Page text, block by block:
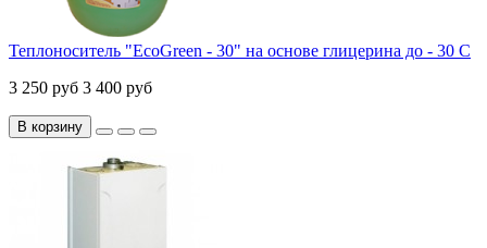
Теплоноситель "EcoGreen - 30" на основе глицерина до - 30 С
3 250 руб 3 400 руб
В корзину